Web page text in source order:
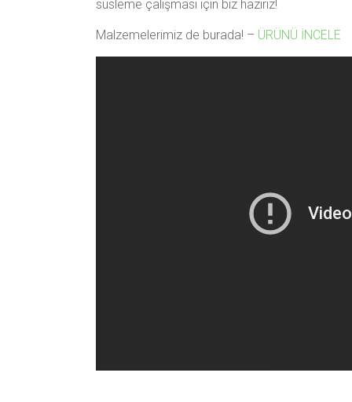
süsleme çalışması için biz hazırız!
Malzemelerimiz de burada! – ÜRÜNÜ İNCELE